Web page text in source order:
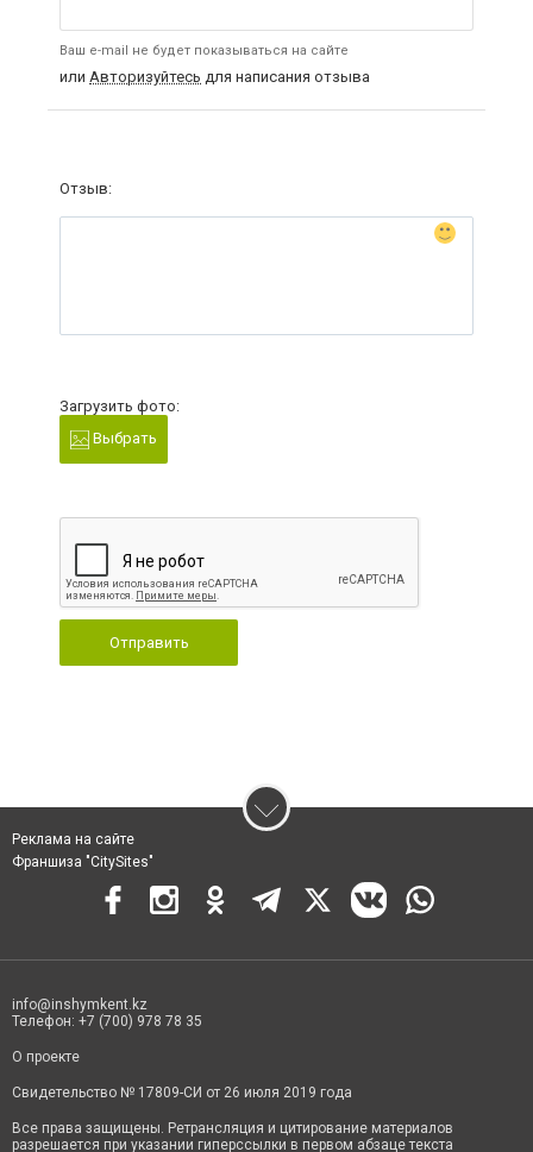
Ваш e-mail не будет показываться на сайте
или Авторизуйтесь для написания отзыва
Отзыв:
Загрузить фото:
Выбрать
Отправить
Реклама на сайте
Франшиза "CitySites"
info@inshymkent.kz
Телефон: +7 (700) 978 78 35
О проекте
Свидетельство № 17809-СИ от 26 июля 2019 года
Все права защищены. Ретрансляция и цитирование материалов
разрешается при указании гиперссылки в первом абзаце текста